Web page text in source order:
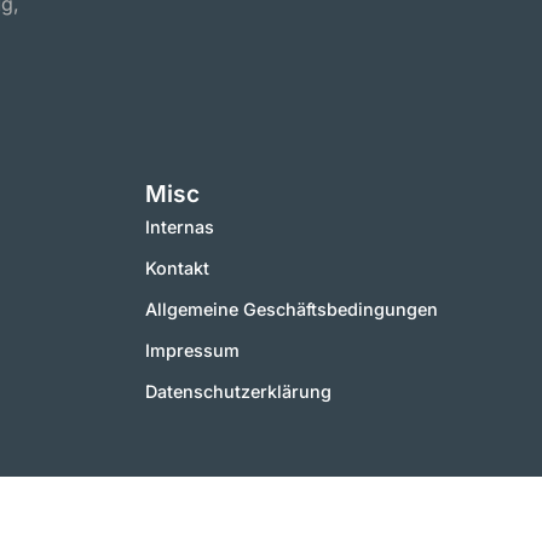
Misc
Internas
Kontakt
Allgemeine Geschäftsbedingungen
Impressum
Datenschutzerklärung